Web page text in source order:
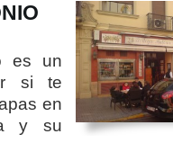
es un
si te
en
y su